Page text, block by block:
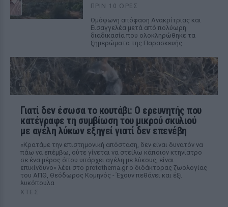
ΠΡΙΝ 10 ΏΡΕΣ
Ομόφωνη απόφαση Ανακρίτριας και
Εισαγγελέα μετά από πολύωρη
διαδικασία που ολοκληρώθηκε τα
ξημερώματα της Παρασκευής
Γιατί δεν έσωσα το κουτάβι: Ο ερευνητής που
κατέγραφε τη συμβίωση του μικρού σκυλιού
με αγέλη λύκων εξηγεί γιατί δεν επενέβη
«Κρατάμε την επιστημονική απόσταση, δεν είναι δυνατόν να
πάω να επέμβω, ούτε γίνεται να στείλω κάποιον κτηνίατρο
σε ένα μέρος όπου υπάρχει αγέλη με λύκους, είναι
επικίνδυνο» λέει στο protothema.gr ο διδάκτορας ζωολογίας
του ΑΠΘ, Θεόδωρος Κομηνός - Έχουν πεθάνει και έξι
λυκόπουλα
ΧΤΕΣ